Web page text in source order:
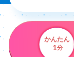
かんたん
1分